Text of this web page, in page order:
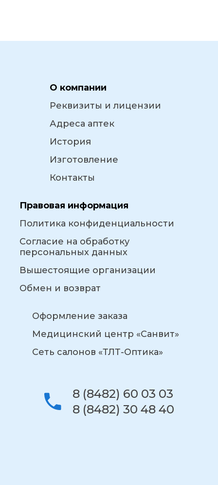
О компании
Реквизиты и лицензии
Адреса аптек
История
Изготовление
Контакты
Правовая информация
Политика конфиденциальности
Согласие на обработку
персональных данных
Вышестоящие организации
Обмен и возврат
Оформление заказа
Медицинский центр «Санвит»
Сеть салонов «ТЛТ-Оптика»
8 (8482) 60 03 03
8 (8482) 30 48 40